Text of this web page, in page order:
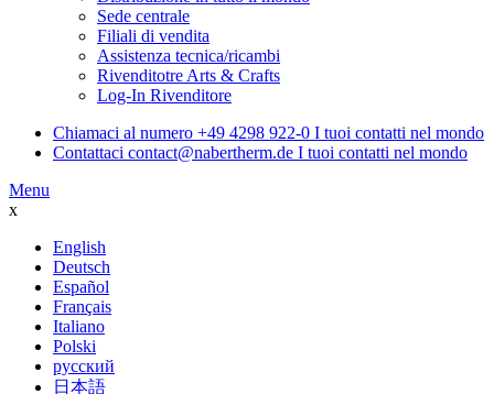
Sede centrale
Filiali di vendita
Assistenza tecnica/ricambi
Rivenditotre Arts & Crafts
Log-In Rivenditore
Chiamaci al numero +49 4298 922-0 I tuoi contatti nel mondo
Contattaci contact@nabertherm.de I tuoi contatti nel mondo
Menu
x
English
Deutsch
Español
Français
Italiano
Polski
русский
日本語